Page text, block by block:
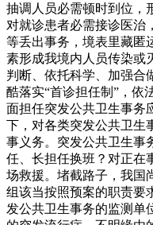
抽调人员必需顿时到位，
对就诊患者必需接诊医治
等丢出事务，境表里藏匿
素形成我境内人员传染或
判断、依托科学、加强合
酷落实“首诊担任制”，依
面担任突发公共卫生事务
下，对各类突发公共卫生
事义务。突发公共卫生事
任、长担任换班？对正在
场救援。堵截路子，我国
组该当按照预案的职责要
发公共卫生事务的监测单